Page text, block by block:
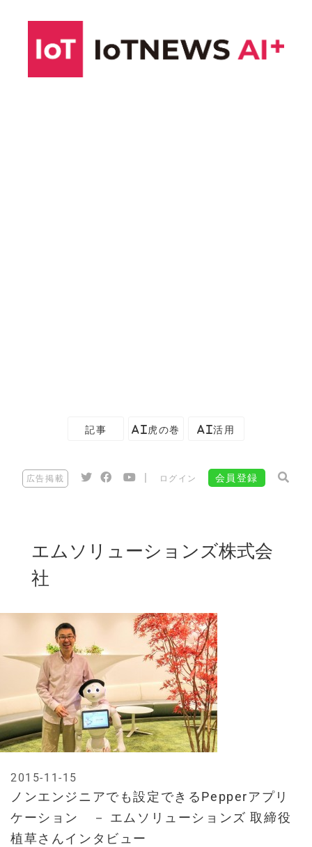
記事 AI虎の巻 AI活用
広告掲載 ログイン 会員登録
エムソリューションズ株式会
社
ノンエンジニアでも設定できるPepperアプリ
ケーション － エムソリューションズ 取締役
植草さんインタビュー
2015-11-15